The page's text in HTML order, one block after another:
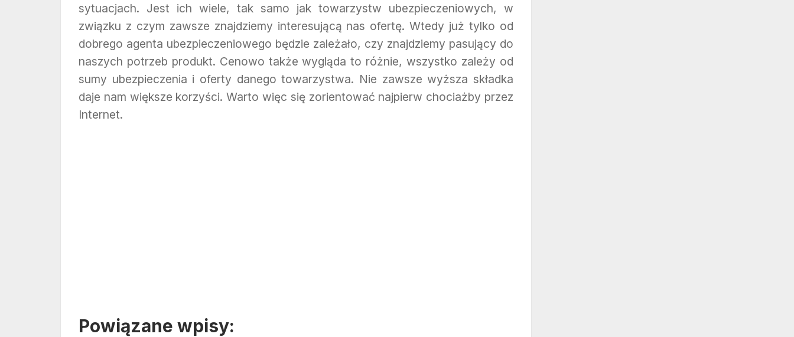
sytuacjach. Jest ich wiele, tak samo jak towarzystw ubezpieczeniowych, w
związku z czym zawsze znajdziemy interesującą nas ofertę. Wtedy już tylko od
dobrego agenta ubezpieczeniowego będzie zależało, czy znajdziemy pasujący do
naszych potrzeb produkt. Cenowo także wygląda to różnie, wszystko zależy od
sumy ubezpieczenia i oferty danego towarzystwa. Nie zawsze wyższa składka
daje nam większe korzyści. Warto więc się zorientować najpierw chociażby przez
Internet.
Powiązane wpisy: